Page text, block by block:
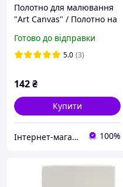
Полотно для малювання
"Art Canvas" / Полотно на
Полотно для творчості
Готово до відправки
5.0 (3)
142₴
Купити
Інтернет-магазин "МАЛЮКИ" malyshy.com.ua 100%